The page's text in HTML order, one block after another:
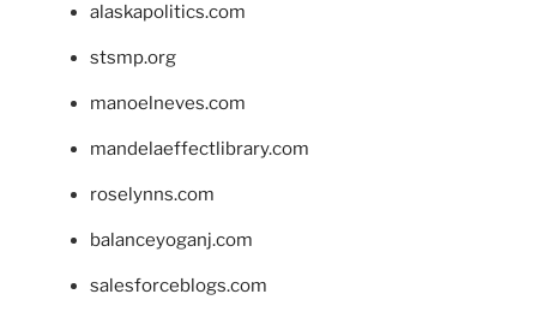
alaskapolitics.com
stsmp.org
manoelneves.com
mandelaeffectlibrary.com
roselynns.com
balanceyoganj.com
salesforceblogs.com